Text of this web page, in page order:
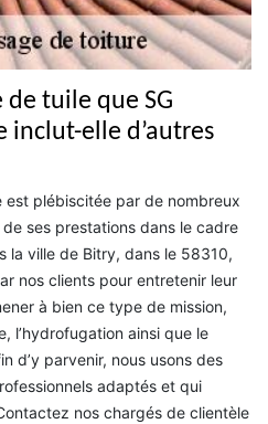
de tuile que SG
inclut-elle d’autres
est plébiscitée par de nombreux
ses prestations dans le cadre
la ville de Bitry, dans le 58310,
nos clients pour entretenir leur
à bien ce type de mission,
l’hydrofugation ainsi que le
d’y parvenir, nous usons des
adaptés et qui
nos chargés de clientèle